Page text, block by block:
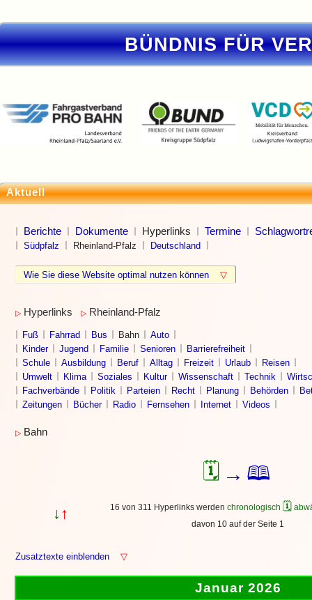
BÜNDNIS FÜR
Aktuell
Berichte Dokumente Hyperlinks Termine
Südpfalz Rheinland-Pfalz Deutschland
Wie Sie diese Website optimal nutzen können ▽
▷ Hyperlinks ▷ Rheinland-Pfalz
Fuß Fahrrad Bus Bahn
Auto
Kinder
Jugend Familie Senioren
Barrierefreiheit
Schule
Ausbildung Beruf Alltag Freizeit Urlaub
Reisen
Umwelt
Klima Soziales Kultur Wissenschaft Technik
Fachverbände
Politik Parteien Recht Planung Behörden
Zeitungen
Bücher Radio Fernsehen Internet Videos
▷ Bahn
🗓 → 🕮
↓ ↑ 16 von 311 Hyperlinks werden chronologisch 🗓
davon 10 auf der Seite 1
Zusatztexte einblenden ▽
Januar 2026